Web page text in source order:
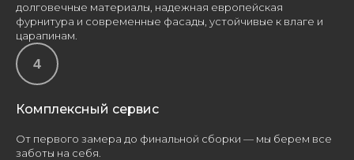
долговечные материалы, надежная европейская
фурнитура и современные фасады, устойчивые к влаге и
царапинам.
Комплексный сервис
От первого замера до финальной сборки — мы берем все
заботы на себя.